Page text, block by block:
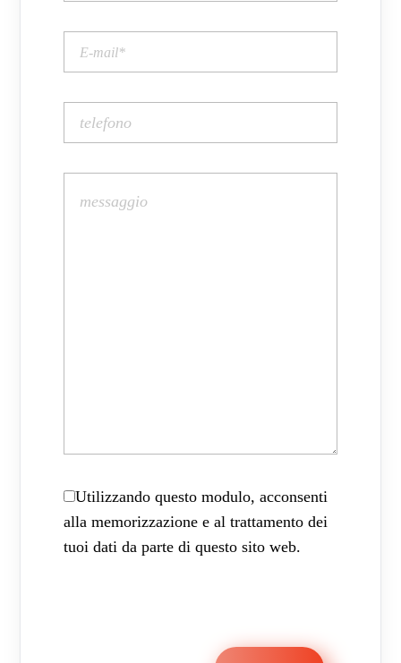
Utilizzando questo modulo, acconsenti
alla memorizzazione e al trattamento dei
tuoi dati da parte di questo sito web.